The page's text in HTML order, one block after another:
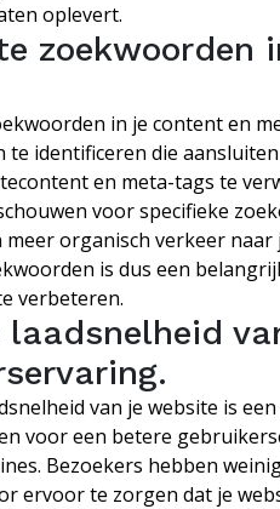
oplevert.
in je content en
identificeren die
en meta-tags te
voor specifieke
organisch verkeer
is dus een
verbeteren.
van je website is
voor een betere
Bezoekers hebben
ervoor te zorgen dat je